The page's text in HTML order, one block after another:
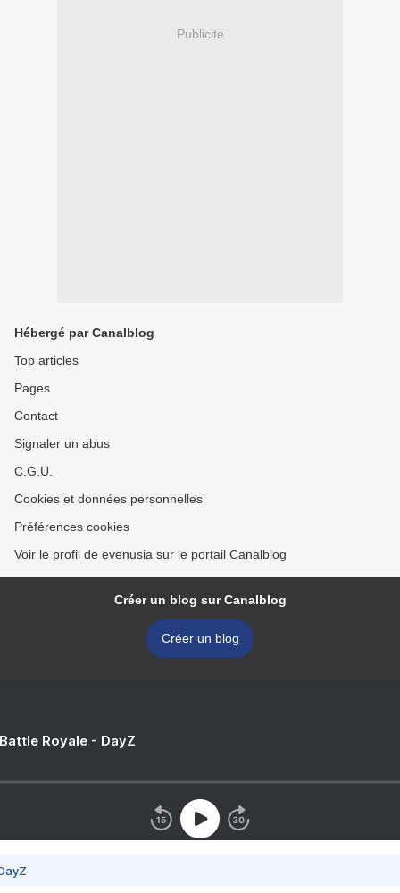
Publicité
Hébergé par Canalblog
Top articles
Pages
Contact
Signaler un abus
C.G.U.
Cookies et données personnelles
Préférences cookies
Voir le profil de evenusia sur le portail Canalblog
Créer un blog sur Canalblog
Créer un blog
Royale - DayZ